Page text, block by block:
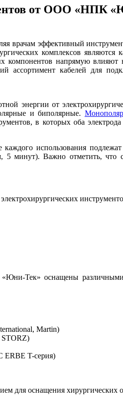
от ООО «НПК
врачам эффективный
комплексов являются
компонентов напрямую
ассортимент кабелей для
энергии от
и биполярные.
в которых оба
использования
минут). Важно отметить, что
Тек» оснащены
Martin)
ERBE T-серия)
оснащения хирургических